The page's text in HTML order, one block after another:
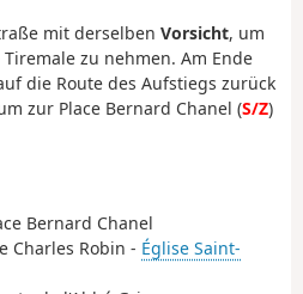
mit derselben Vorsicht, um
zu nehmen. Am Ende
die Route des Aufstiegs zurück
zur Place Bernard Chanel (S/Z)
Bernard Chanel
Charles Robin - Église Saint-